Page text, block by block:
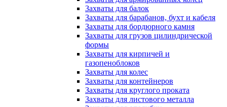
Захваты для балок
Захваты для барабанов, бухт и кабеля
Захваты для бордюрного камня
Захваты для грузов цилиндрической
формы
Захваты для кирпичей и
газопеноблоков
Захваты для колес
Захваты для контейнеров
Захваты для круглого проката
Захваты для листового металла